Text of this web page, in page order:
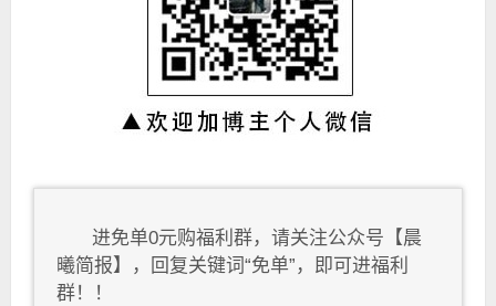
进免单0元购福利群，请关注公众号【晨
曦简报】，回复关键词“免单”，即可进福利
群！！